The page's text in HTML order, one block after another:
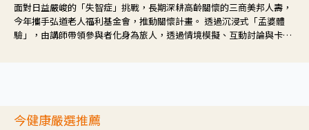
面對日益嚴峻的「失智症」挑戰，長期深耕高齡關懷的三商美邦人壽，
今年攜手弘道老人福利基金會，推動關懷計畫。 透過沉浸式「孟婆體
驗」，由講師帶領參與者化身為旅人，透過情境模擬、互動討論與卡牌
今健康嚴選推薦